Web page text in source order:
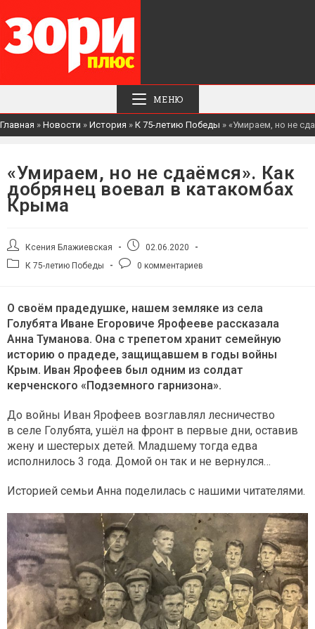
МЕНЮ
Главная » Новости » История » К 75-летию Победы » «Умираем, но не
«Умираем, но не сдаёмся». Как
добрянец воевал в катакомбах
Крыма
Автор
записи:
Ксения Блажиевская
Запись
опубликована:
02.06.2020
РубрикаК 75-летию Победы
Комментарии
0 комментариев
О своём прадедушке, нашем земляке из села
Голубята Иване Егоровиче Ярофееве рассказала
Анна Туманова. Она с трепетом хранит семейную
историю о прадеде, защищавшем в годы войны
Крым. Иван Ярофеев был одним из солдат
керченского «Подземного гарнизона».
До войны Иван Ярофеев возглавлял лесничество
в селе Голубята, ушёл на фронт в первые дни, оставив
жену и шестерых детей. Младшему тогда едва
исполнилось 3 года. Домой он так и не вернулся…
Историей семьи Анна поделилась с нашими читателями.